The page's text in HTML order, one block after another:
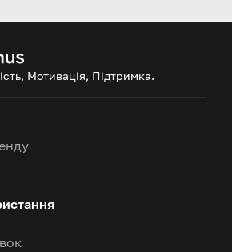
Мотивація, Підтримка.